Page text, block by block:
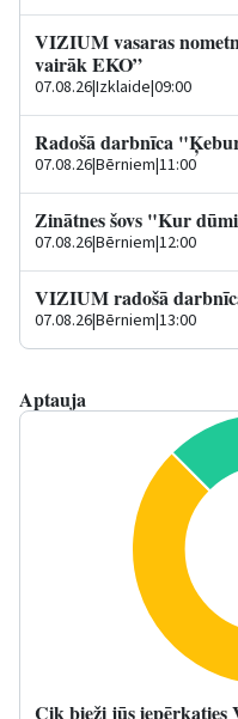
VIZIUM vasaras
vairāk EKO”
07.08.26|Izklaide|09:00
Radošā darbnīca
07.08.26|Bērniem|11:00
Zinātnes šovs "Kur
07.08.26|Bērniem|12:00
VIZIUM radošā
07.08.26|Bērniem|13:00
Aptauja
Cik bieži jūs iepērkaties